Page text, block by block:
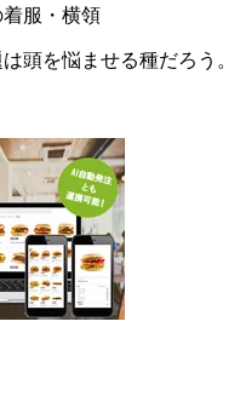
服・横領
頭を悩ませる種だろう。